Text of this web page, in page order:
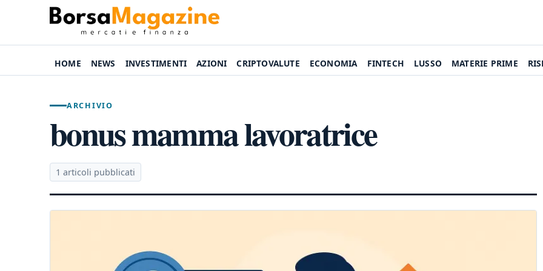
HOME NEWS INVESTIMENTI AZIONI CRIPTOVALUTE ECONOMIA FINTECH LUSSO MATERIE PRIME
ARCHIVIO
bonus mamma lavoratrice
1 articoli pubblicati